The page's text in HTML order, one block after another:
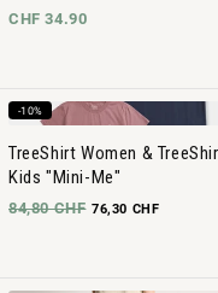
CHF 34.90
-10%
TreeShirt Women &
Kids "Mini-Me"
84,80 CHF 76,30 CHF